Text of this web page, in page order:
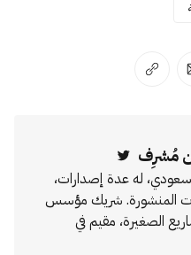
على الإيميل
انسخ الرابط
مُشرِف
له عدة إصدارات،
المنشورة. شريك مؤسس
الصغيرة، مقيم في